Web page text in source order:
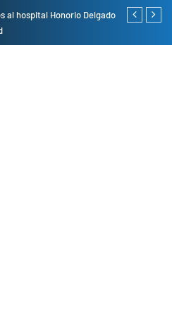
al hospital Honorio Delgado
Cambio de